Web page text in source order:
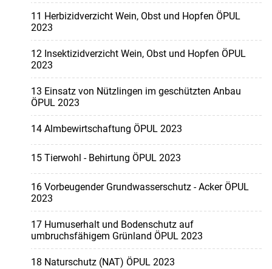
11 Herbizidverzicht Wein, Obst und Hopfen ÖPUL
2023
12 Insektizidverzicht Wein, Obst und Hopfen ÖPUL
2023
13 Einsatz von Nützlingen im geschützten Anbau
ÖPUL 2023
14 Almbewirtschaftung ÖPUL 2023
15 Tierwohl - Behirtung ÖPUL 2023
16 Vorbeugender Grundwasserschutz - Acker ÖPUL
2023
17 Humuserhalt und Bodenschutz auf
umbruchsfähigem Grünland ÖPUL 2023
18 Naturschutz (NAT) ÖPUL 2023